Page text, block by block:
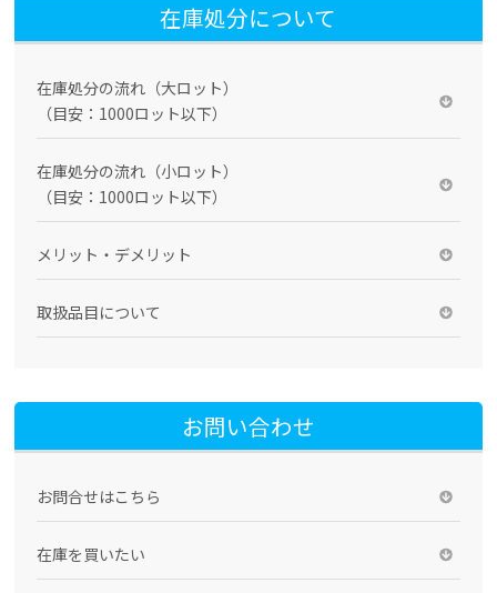
在庫処分について
在庫処分の流れ（大ロット）
（目安：1000ロット以下）
在庫処分の流れ（小ロット）
（目安：1000ロット以下）
メリット・デメリット
取扱品目について
お問い合わせ
お問合せはこちら
在庫を買いたい